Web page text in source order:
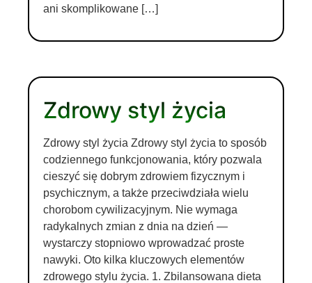
ani skomplikowane […]
Zdrowy styl życia
Zdrowy styl życia Zdrowy styl życia to sposób
codziennego funkcjonowania, który pozwala
cieszyć się dobrym zdrowiem fizycznym i
psychicznym, a także przeciwdziała wielu
chorobom cywilizacyjnym. Nie wymaga
radykalnych zmian z dnia na dzień —
wystarczy stopniowo wprowadzać proste
nawyki. Oto kilka kluczowych elementów
zdrowego stylu życia. 1. Zbilansowana dieta